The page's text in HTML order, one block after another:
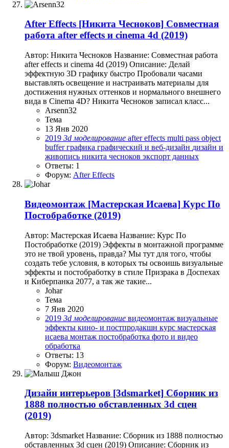
After Effects [Никита Чесноков] Совместная
работа after effects и cinema 4d (2019)
Автор: Никита Чесноков Название: Совместная работа
after effects и cinema 4d (2019) Описание: Делай
эффектную 3D графику быстро Пробовали часами
выставлять освещение и настраивать материалы для
достижения нужных оттенков и нормального внешнего
вида в Cinema 4D? Никита Чесноков записал класс...
Arsenn32
Тема
13 Янв 2020
2019 3d моделирование after effects multi pass object
bufferграфика графический и веб-дизайн дизайн и
живопись никита чесноков экспорт данных
Ответы: 1
Форум: After Effects
Видеомонтаж [Мастерская Исаева] Курс По
Постобработке (2019)
Автор: Мастерская Исаева Название: Курс По
Постобработке (2019) Эффекты в монтажной программе
это не твой уровень, правда? Мы тут для того, чтобы
создать тебе условия, в которых ты освоишь визуальные
эффекты и постобработку в стиле Призрака в Доспехах
и Киберпанка 2077, а так же такие...
Johar
Тема
7 Янв 2020
2019 3d моделирование видеомонтаж визуальные
эффекты кино- и постпродакшн курс мастерская
исаева монтаж постобработка фото и видео
обработка
Ответы: 13
Форум: Видеомонтаж
Дизайн интерьеров [3dsmarket] Сборник из
1888 полностью обставленных 3d сцен
(2019)
Автор: 3dsmarket Название: Сборник из 1888 полностью
обставленных 3d сцен (2019) Описание: Сборник из